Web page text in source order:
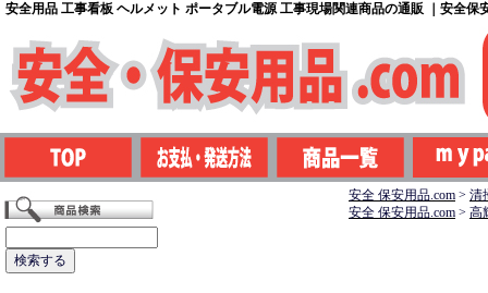
安全用品 工事看板 ヘルメット ポータブル電源 工事現場関連商品の通販 ｜安全保
安全 保安用品.com > 清
安全 保安用品.com > 高